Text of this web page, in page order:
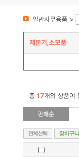
일반사무용품 >
제본기,소모품
총 17개의 상품이